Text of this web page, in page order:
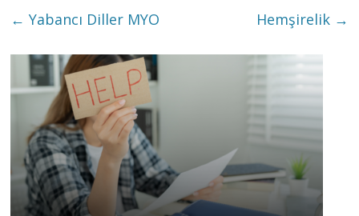
← Yabancı Diller MYO Hemşirelik →